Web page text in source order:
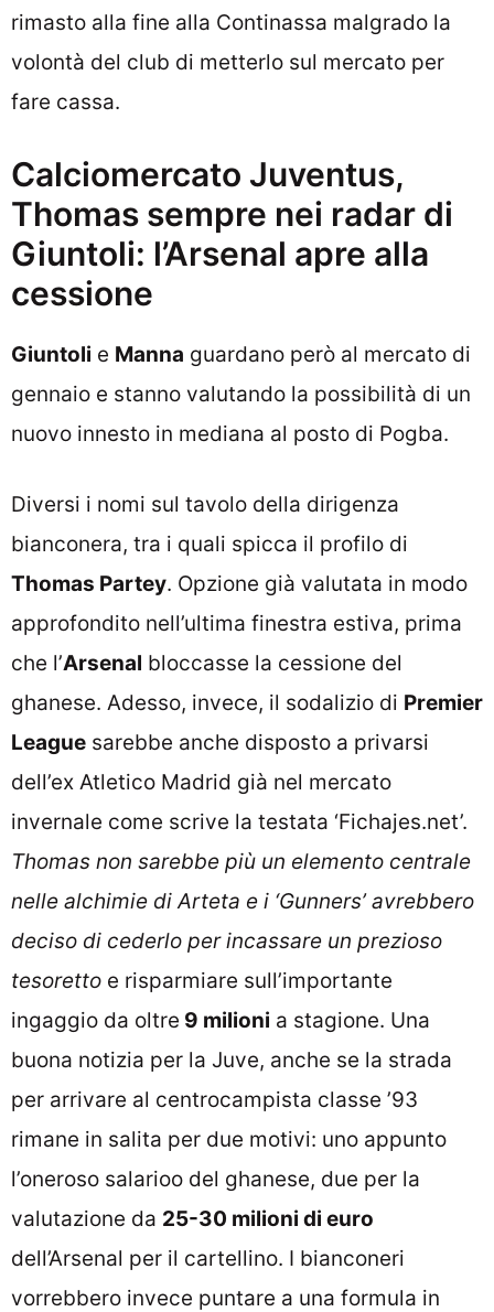
rimasto alla fine alla Continassa malgrado la
volontà del club di metterlo sul mercato per
fare cassa.
Calciomercato Juventus,
Thomas sempre nei radar di
Giuntoli: l’Arsenal apre alla
cessione
Giuntoli e Manna guardano però al mercato di
gennaio e stanno valutando la possibilità di un
nuovo innesto in mediana al posto di Pogba.
Diversi i nomi sul tavolo della dirigenza
bianconera, tra i quali spicca il profilo di
Thomas Partey. Opzione già valutata in modo
approfondito nell’ultima finestra estiva, prima
che l’Arsenal bloccasse la cessione del
ghanese. Adesso, invece, il sodalizio di Premier
League sarebbe anche disposto a privarsi
dell’ex Atletico Madrid già nel mercato
invernale come scrive la testata ‘Fichajes.net’.
Thomas non sarebbe più un elemento centrale
nelle alchimie di Arteta e i ‘Gunners’ avrebbero
deciso di cederlo per incassare un prezioso
tesoretto e risparmiare sull’importante
ingaggio da oltre 9 milioni a stagione. Una
buona notizia per la Juve, anche se la strada
per arrivare al centrocampista classe ’93
rimane in salita per due motivi: uno appunto
l’oneroso salarioo del ghanese, due per la
valutazione da 25-30 milioni di euro
dell’Arsenal per il cartellino. I bianconeri
vorrebbero invece puntare a una formula in